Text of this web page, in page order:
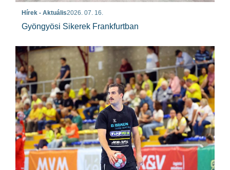
Hírek - Aktuális2026. 07. 16.
Gyöngyösi Sikerek Frankfurtban